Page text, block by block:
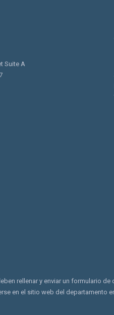
Suite A
rellenar y enviar un formulario de
en el sitio web del departamento